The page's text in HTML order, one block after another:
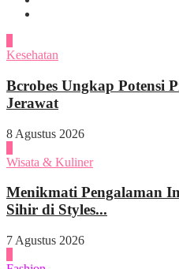
Kesehatan
Bcrobes Ungkap Potensi
Jerawat
8 Agustus 2026
Wisata & Kuliner
Menikmati Pengalaman
Sihir di Styles...
7 Agustus 2026